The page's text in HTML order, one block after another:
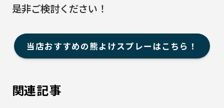
是非ご検討ください！
当店おすすめの熊よけスプレーはこちら！
関連記事